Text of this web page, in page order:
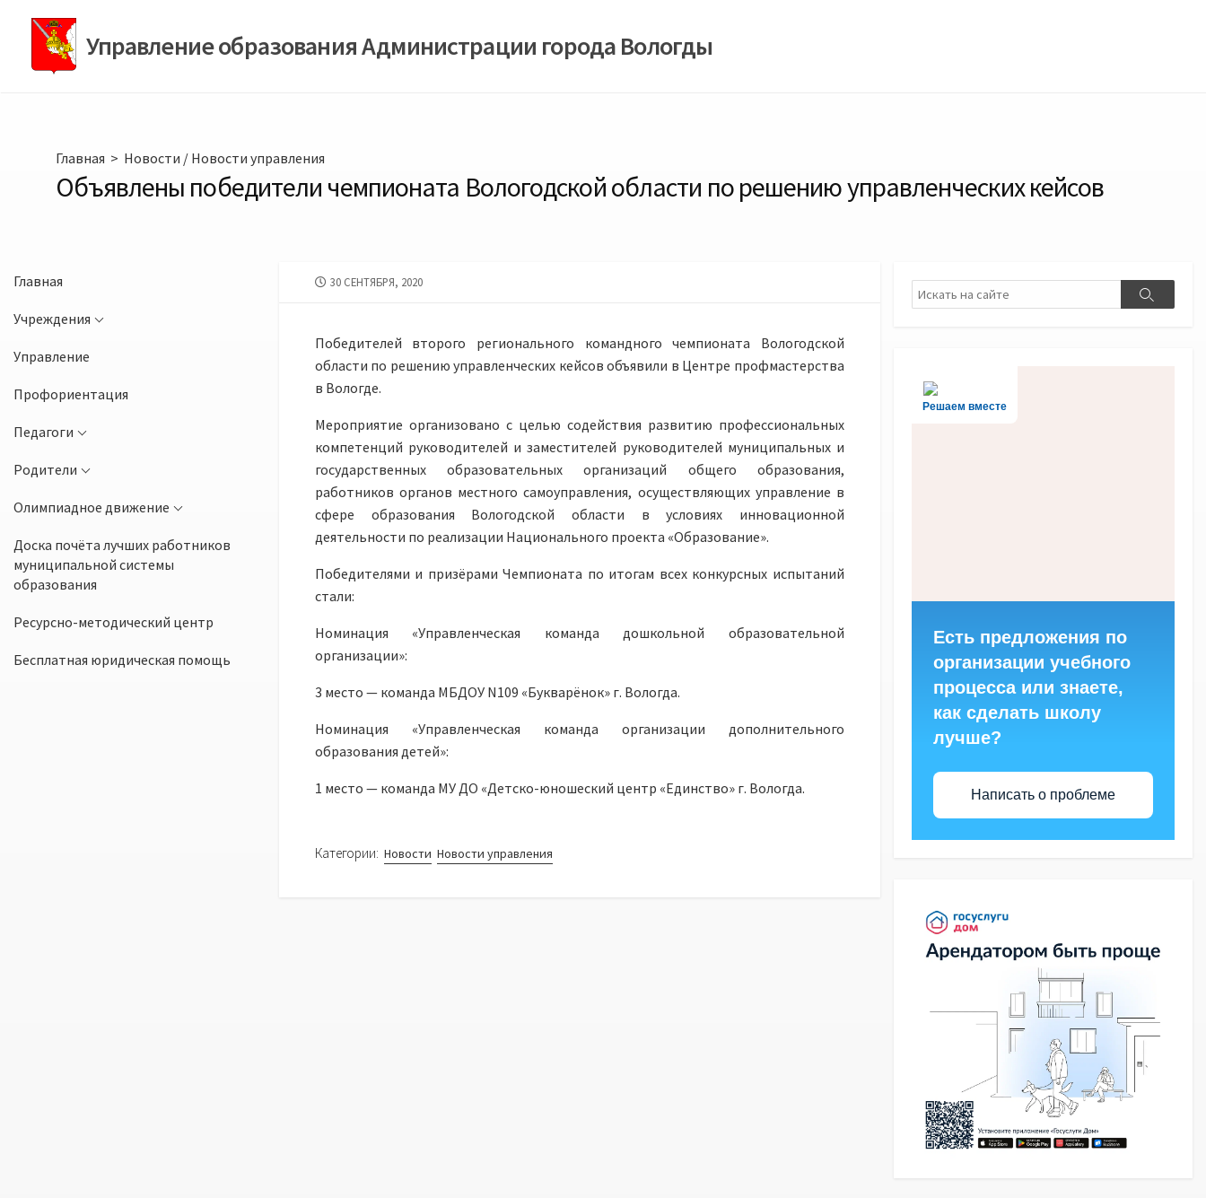
содержимомуУправление образования Администрации города Вологды
Главная > Новости / Новости управления
Объявлены победители чемпионата Вологодской области по решению управленческих кейсов
Главная
Учреждения
Управление
Профориентация
Педагоги
Родители
Олимпиадное движение
Доска почёта лучших работников
муниципальной системы
образования
Ресурсно-методический центр
Бесплатная юридическая помощь
ДАТА
30 СЕНТЯБРЯ, 2020
Победителей второго регионального командного чемпионата Вологодской
области по решению управленческих кейсов объявили в Центре профмастерства
в Вологде.
Мероприятие организовано с целью содействия развитию профессиональных
компетенций руководителей и заместителей руководителей муниципальных и
государственных образовательных организаций общего образования,
работников органов местного самоуправления, осуществляющих управление в
сфере образования Вологодской области в условиях инновационной
деятельности по реализации Национального проекта «Образование».
Победителями и призёрами Чемпионата по итогам всех конкурсных испытаний
стали:
Номинация «Управленческая команда дошкольной образовательной
организации»:
3 место — команда МБДОУ N109 «Букварёнок» г. Вологда.
Номинация «Управленческая команда организации дополнительного
образования детей»:
1 место — команда МУ ДО «Детско-юношеский центр «Единство» г. Вологда.
Категории: Новости Новости управления
Поиск
Поиск
Решаем вместе
Есть предложения по
организации учебного
процесса или знаете,
как сделать школу
лучше?
Написать о проблеме